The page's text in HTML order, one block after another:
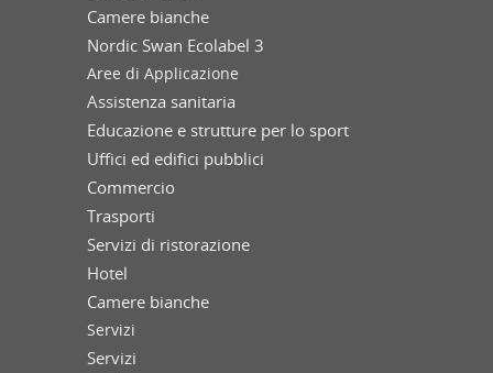
Camere bianche
Nordic Swan Ecolabel 3
Aree di Applicazione
Assistenza sanitaria
Educazione e strutture per lo sport
Uffici ed edifici pubblici
Commercio
Trasporti
Servizi di ristorazione
Hotel
Camere bianche
Servizi
Servizi